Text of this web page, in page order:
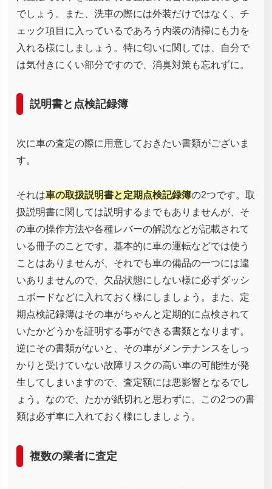
でしょう。また、洗車の際には外装だけではなく、チ
ェック項目に入っているであろう内装の清掃にも力を
入れる様にしましょう。特に匂いに関しては、自分で
は気付きにくい部分ですので、消臭対策も忘れずに。
説明書と点検記録簿
次に車の査定の際に用意しておきたい書類がございま
す。
それは車の取扱説明書と定期点検記録簿の2つです。取
扱説明書に関しては説明するまでもありませんが、そ
の車の操作方法や各種レバーの解説などが記載されて
いる冊子のことです。基本的に車の運転などでは使う
ことはありませんが、それでも車の備品の一つには違
いありませんので、欠品状態にしない様に必ずダッシ
ュボードなどに入れておく様にしましょう。また、定
期点検記録簿はその車がちゃんと定期的に点検されて
いたかどうかを証明する事ができる書類となります。
逆にその書類がないと、その車がメンテナンスをしっ
かりと受けていない故障リスクの高い車の可能性が発
生してしまいますので、査定額には悪影響となるでし
ょう。なので、たかが紙切れと思わずに、この2つの書
類は必ず車に入れておく様にしましょう。
複数の業者に査定